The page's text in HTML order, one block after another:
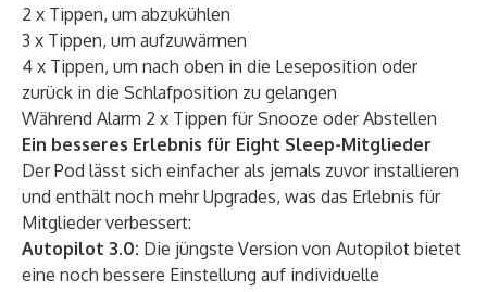
2 x Tippen, um abzukühlen
3 x Tippen, um aufzuwärmen
4 x Tippen, um nach oben in die Leseposition oder
zurück in die Schlafposition zu gelangen
Während Alarm 2 x Tippen für Snooze oder Abstellen
Ein besseres Erlebnis für Eight Sleep-Mitglieder
Der Pod lässt sich einfacher als jemals zuvor installieren
und enthält noch mehr Upgrades, was das Erlebnis für
Mitglieder verbessert:
Autopilot 3.0: Die jüngste Version von Autopilot bietet
eine noch bessere Einstellung auf individuelle